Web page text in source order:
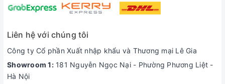
Liên hệ với chúng tôi
Công ty Cổ phần Xuất nhập khẩu và Thương mại Lê Gia
Showroom 1:181 Nguyễn Ngọc Nại - Phường Phương Liệt -
Hà Nội